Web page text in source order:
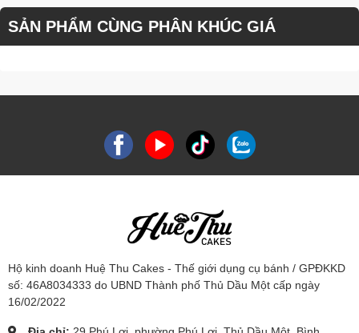
SẢN PHẨM CÙNG PHÂN KHÚC GIÁ
Hộ kinh doanh Huệ Thu Cakes - Thế giới dụng cụ bánh / GPĐKKD
số: 46A8034333 do UBND Thành phố Thủ Dầu Một cấp ngày
16/02/2022